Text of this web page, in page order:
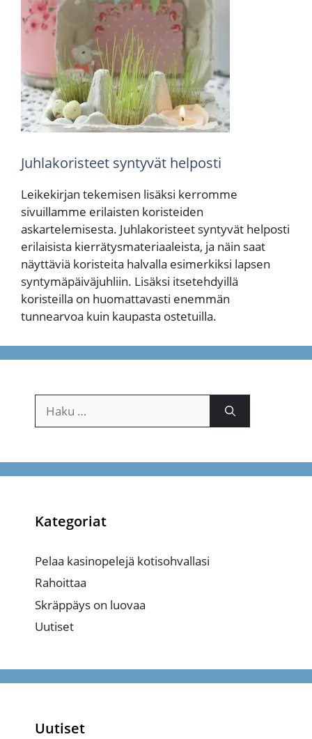
Juhlakoristeet syntyvät helposti
Leikekirjan tekemisen lisäksi kerromme
sivuillamme erilaisten koristeiden
askartelemisesta. Juhlakoristeet syntyvät helposti
erilaisista kierrätysmateriaaleista, ja näin saat
näyttäviä koristeita halvalla esimerkiksi lapsen
syntymäpäiväjuhliin. Lisäksi itsetehdyillä
koristeilla on huomattavasti enemmän
tunnearvoa kuin kaupasta ostetuilla.
Haku:
Kategoriat
Pelaa kasinopelejä kotisohvallasi
Rahoittaa
Skräppäys on luovaa
Uutiset
Uutiset